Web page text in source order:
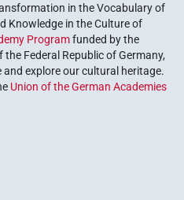
in the Vocabulary of
Knowledge in the Culture of
Programfunded by the
Federal Republic of Germany,
explore our cultural heritage.
Union of the German Academies